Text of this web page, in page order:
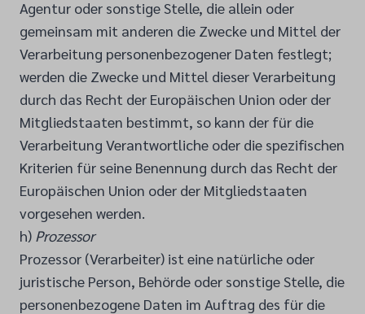
Agentur oder sonstige Stelle, die allein oder
gemeinsam mit anderen die Zwecke und Mittel der
Verarbeitung personenbezogener Daten festlegt;
werden die Zwecke und Mittel dieser Verarbeitung
durch das Recht der Europäischen Union oder der
Mitgliedstaaten bestimmt, so kann der für die
Verarbeitung Verantwortliche oder die spezifischen
Kriterien für seine Benennung durch das Recht der
Europäischen Union oder der Mitgliedstaaten
vorgesehen werden.
h) Prozessor
Prozessor (Verarbeiter) ist eine natürliche oder
juristische Person, Behörde oder sonstige Stelle, die
personenbezogene Daten im Auftrag des für die